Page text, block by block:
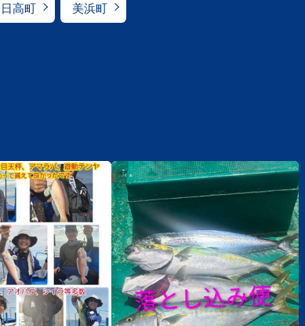
日高町 美浜町